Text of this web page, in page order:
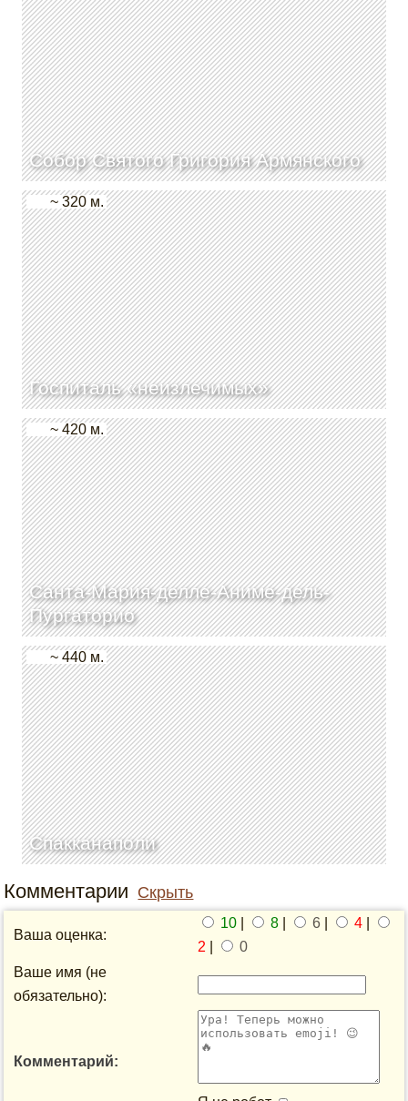
Собор Святого Григория Армянского
Госпиталь «неизлечимых»
~ 320 м.
Санта-Мария-делле-Аниме-дель-
Пургаторио
~ 420 м.
Спакканаполи
~ 440 м.
Комментарии Скрыть
Ваша оценка:
10 8 6 4
2
0
Ваше имя (не
обязательно):
Комментарий: